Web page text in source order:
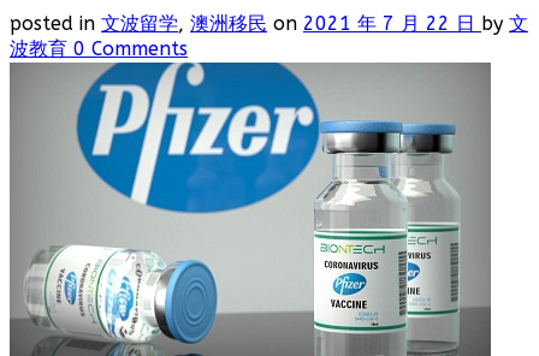
posted in 文波留学, 澳洲移民 on 2021 年 7 月 22 日 by 文
波教育 0 Comments